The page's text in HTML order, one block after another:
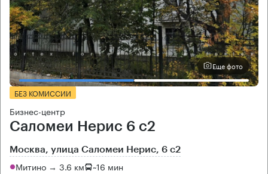
Еще фото
БЕЗ КОМИССИИ
Бизнес-центр
Саломеи Нерис 6 с2
Москва, улица Саломеи Нерис, 6 с2
Митино → 3.6 км ~16 мин